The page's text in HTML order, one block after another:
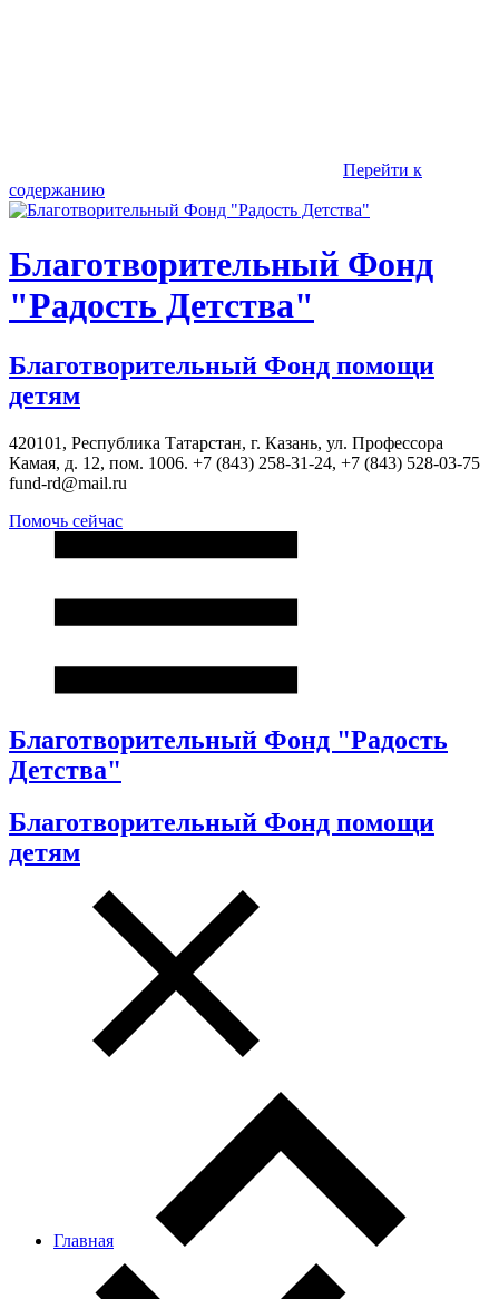
Перейти к
содержанию
Благотворительный Фонд
"Радость Детства"
Благотворительный Фонд помощи
детям
420101, Республика Татарстан, г. Казань, ул. Профессора
Камая, д. 12, пом. 1006. +7 (843) 258-31-24, +7 (843) 528-03-75
fund-rd@mail.ru
Помочь сейчас
Благотворительный Фонд "Радость
Детства"
Благотворительный Фонд помощи
детям
Главная